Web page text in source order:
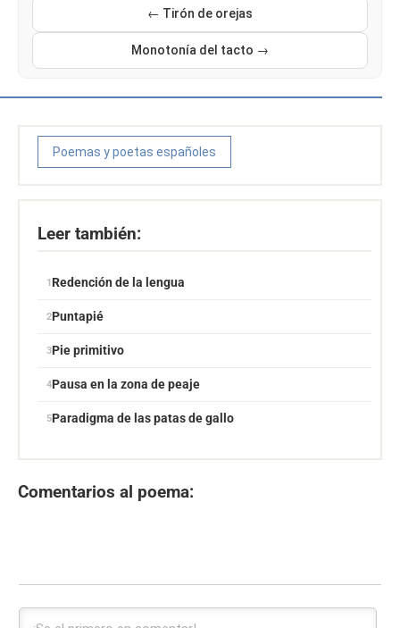
← Tirón de orejas
Monotonía del tacto →
Poemas y poetas españoles
Leer también:
Redención de la lengua
Puntapié
Pie primitivo
Pausa en la zona de peaje
Paradigma de las patas de gallo
Comentarios al poema: